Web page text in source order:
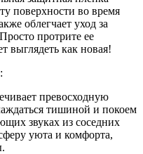
поверхности во время
облегчает уход за
протрите ее
выглядеть как новая!
превосходную
тишиной и покоем
звуках из соседних
уюта и комфорта,